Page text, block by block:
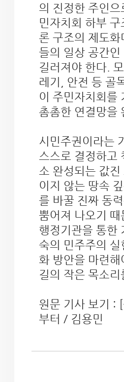
의 진정한 주인으
민자치회 하부 구
론 구조의 제도
들의 일상 공간
길러져야 한다.
레기, 안전 등 골
이 주민자치회를
촘촘한 연결망을
시민주권이라는
스스로 결정하고
소 완성되는 값
이지 않는 땅속
를 바꿀 진짜 동
뿜어져 나오기
행정기관을 통한
숙의 민주주의
화 방안을 마련
길의 작은 목소
원문 기사 보기 :
부터 / 김용민